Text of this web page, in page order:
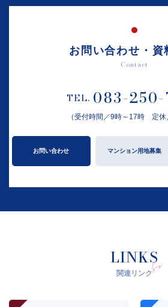
お問い合わせ・資
Contact
TEL. 083-250-
（受付時間／9時～17時 定休
お問い合わせ マンション用地募集
LINKS
関連リンク